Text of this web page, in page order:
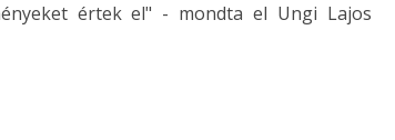
értek el" - mondta el Ungi Lajos